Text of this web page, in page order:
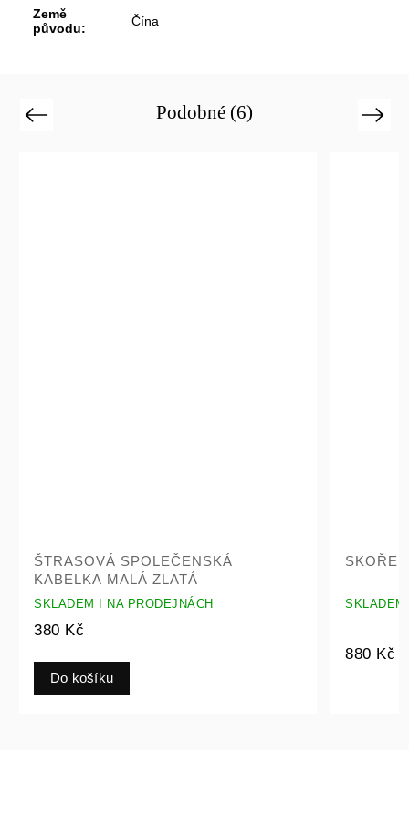
Země
původu: Čína
Podobné (6)
Previous
SKOŘEPINKA SATÉNOVÁ ČERNÁ
SKLADEM I NA PRODEJNÁCH
Next